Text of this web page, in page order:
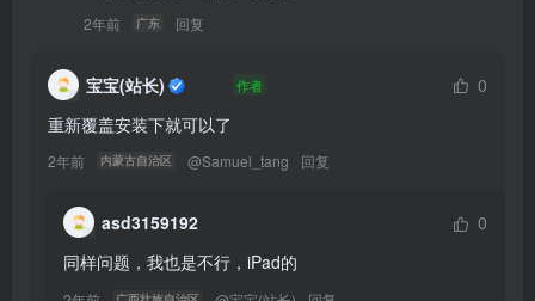
2年前 广东 回复
宝宝(站长) 作者
0
重新覆盖安装下就可以了
2年前 内蒙古自治区 @Samuel_tang 回复
asd3159192
0
同样问题，我也是不行，iPad的